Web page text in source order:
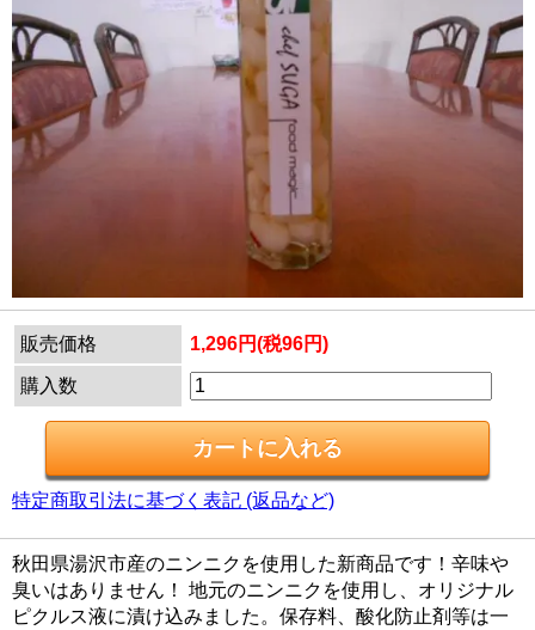
販売価格 1,296円(税96円)
購入数
特定商取引法に基づく表記 (返品など)
秋田県湯沢市産のニンニクを使用した新商品です！辛味や
臭いはありません！ 地元のニンニクを使用し、オリジナル
ピクルス液に漬け込みました。保存料、酸化防止剤等は一